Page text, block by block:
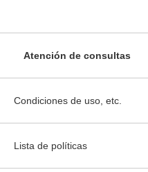
Atención de consultas
Condiciones de uso, etc.
Lista de políticas